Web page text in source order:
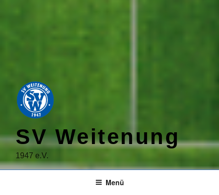
SV Weitenung
1947 e.V.
Menü